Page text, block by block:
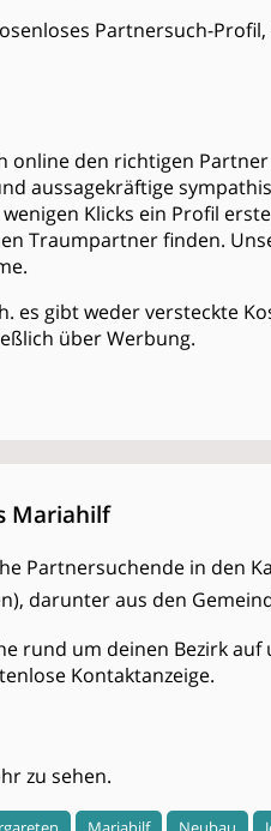
Partnersuch-
online den richtigen
aussagekräftige
Klicks ein Profil
Traumpartner finden.
es gibt weder versteckte
über Werbung.
Mariahilf
Partnersuchende in den
darunter aus den
rund um deinen Bezirk auf
Kontaktanzeige.
zu sehen.